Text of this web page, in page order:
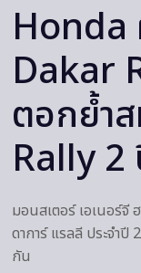
Honda
Dakar
ตอกย้ำ
Rally 2
มอนสเตอร์ เอเนอร์จี
ดาการ์ แรลลี ประจำ
กัน